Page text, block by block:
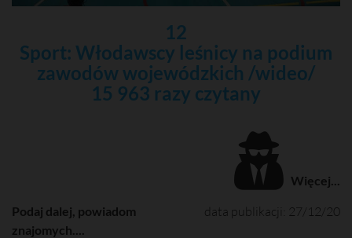
12
Sport: Włodawscy leśnicy na podium
zawodów wojewódzkich /wideo/
15 963 razy czytany
Więcej...
data publikacji: 27/12/20
Podaj dalej, powiadom
znajomych....